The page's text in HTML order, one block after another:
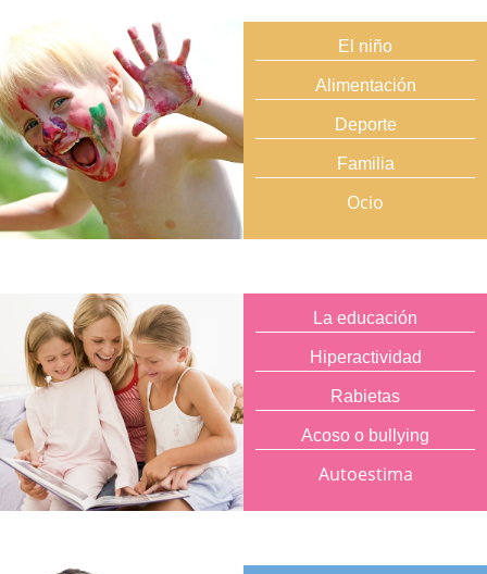
El niño
Alimentación
Deporte
Familia
Ocio
La educación
Hiperactividad
Rabietas
Acoso o bullying
Autoestima